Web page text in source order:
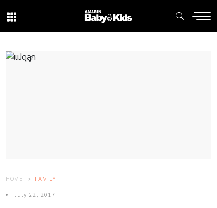
HOME FAMILY
July 22, 2017